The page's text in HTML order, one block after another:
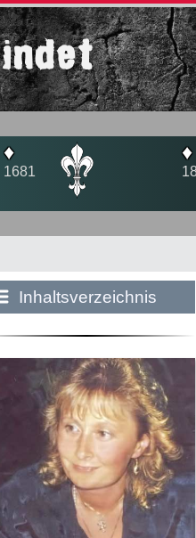
♦
1800
Inhaltsverzeichnis
Historie:
Die dunkle Seite
Mythen, Märchen &
Legenden (2025)
Sightseeing:
Die Eifel entdecken